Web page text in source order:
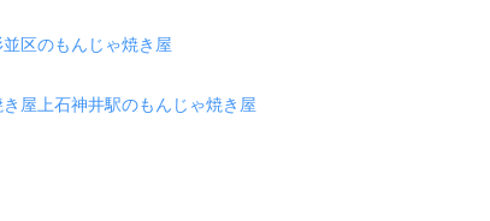
並区のもんじゃ焼き屋
屋 上石神井駅のもんじゃ焼き屋